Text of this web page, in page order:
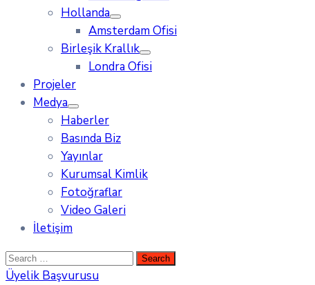
Hollanda
Amsterdam Ofisi
Birleşik Krallık
Londra Ofisi
Projeler
Medya
Haberler
Basında Biz
Yayınlar
Kurumsal Kimlik
Fotoğraflar
Video Galeri
İletişim
Üyelik Başvurusu